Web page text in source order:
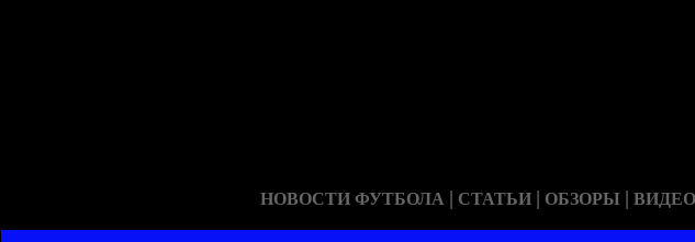
НОВОСТИ ФУТБОЛА | СТАТЬИ | ОБЗОРЫ | ВИДЕО